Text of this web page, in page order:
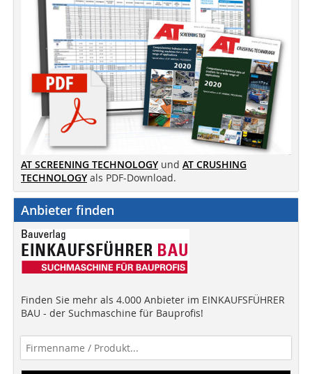
AT SCREENING TECHNOLOGY und AT CRUSHING
TECHNOLOGY als PDF-Download.
Anbieter finden
Finden Sie mehr als 4.000 Anbieter im EINKAUFSFÜHRER
BAU - der Suchmaschine für Bauprofis!